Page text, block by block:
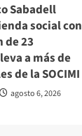
Sabadell
social con
de 23
a más de
de la SOCIMI
agosto 6, 2026